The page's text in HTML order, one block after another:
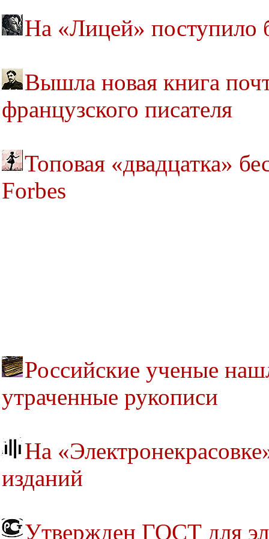
На «Лицей» поступило
Вышла новая книга
французского писателя
Топовая «двадцатка»
Forbes
Российские ученые
утраченные рукописи
На
изданий
Утвержден ГОСТ для